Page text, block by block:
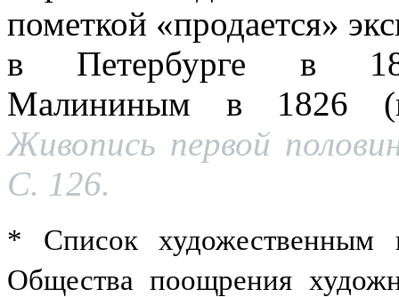
пометкой «продается»
в Петербурге в
Малининым в 1826 (в
Живопись первой
С. 126.
* Список художественным
Общества поощрения